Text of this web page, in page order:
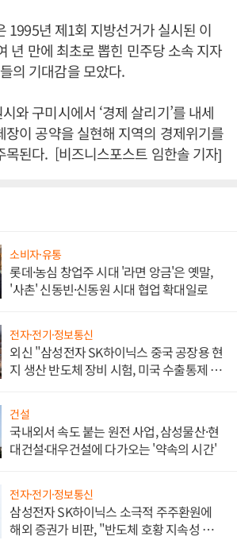
1995년 제1회 지방선거가 실시된 이
년 만에 최초로 뽑힌 민주당 소속 지자
의 기대감을 모았다.
와 구미시에서 ‘경제 살리기’를 내세
장이 공약을 실현해 지역의 경제위기를
목된다. [비즈니스포스트 임한솔 기자]
소비자·유통
롯데·농심 창업주 시대 '라면 앙금'은 옛말,
'사촌' 신동빈·신동원 시대 협업 확대일로
전자·전기·정보통신
외신 "삼성전자 SK하이닉스 중국 공장용 현
지 생산 반도체 장비 시험, 미국 수출통제 대
건설
국내외서 속도 붙는 원전 사업, 삼성물산·현
대건설·대우건설에 다가오는 '약속의 시간'
전자·전기·정보통신
삼성전자 SK하이닉스 소극적 주주환원에
해외 증권가 비판, "반도체 호황 지속성 의